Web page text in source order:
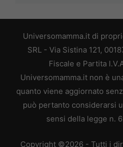
Universomamma.it di
SRL - Via Sistina 121,
Fiscale e Partita
Universomamma.it non è
quanto viene aggiornato
può pertanto considerarsi
sensi della legge n.
Copyright ©2026 - Tutti i